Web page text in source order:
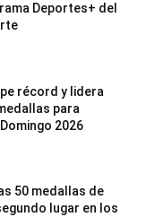
Deportes+ del
récord y lidera
para
2026
50 medallas de
lugar en los